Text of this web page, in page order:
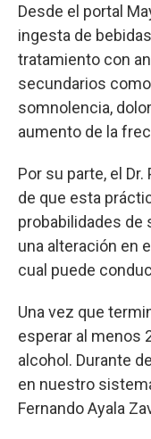
Desde el portal
ingesta de
tratamiento con
secundarios
somnolencia,
aumento de la
Por su parte, el
de que esta
probabilidades de
una alteración en
cual puede
Una vez que
esperar al menos
alcohol. Durante
en nuestro
Fernando Ayala